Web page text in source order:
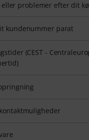
eller problemer efter dit
kundenummer parat
(CEST -